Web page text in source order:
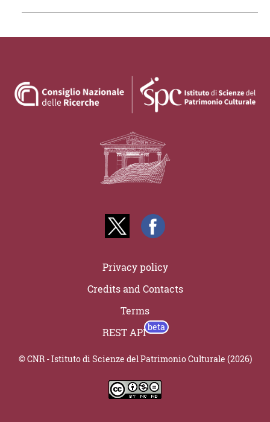
Privacy policy
Credits and Contacts
Terms
REST API
© CNR - Istituto di Scienze del Patrimonio Culturale (2026)